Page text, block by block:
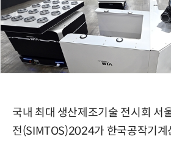
국내 최대 생산제조기술 전시회 서
전(SIMTOS)2024가 한국공작기계